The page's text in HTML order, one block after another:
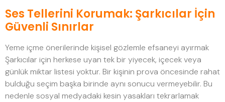
Ses Tellerini Korumak: Şarkıcılar İçin
Güvenli Sınırlar
Yeme içme önerilerinde kişisel gözlemle efsaneyi ayırmak
Şarkıcılar için herkese uyan tek bir yiyecek, içecek veya
günlük miktar listesi yoktur. Bir kişinin prova öncesinde rahat
bulduğu seçim başka birinde aynı sonucu vermeyebilir. Bu
nedenle sosyal medyadaki kesin yasakları tekrarlamak